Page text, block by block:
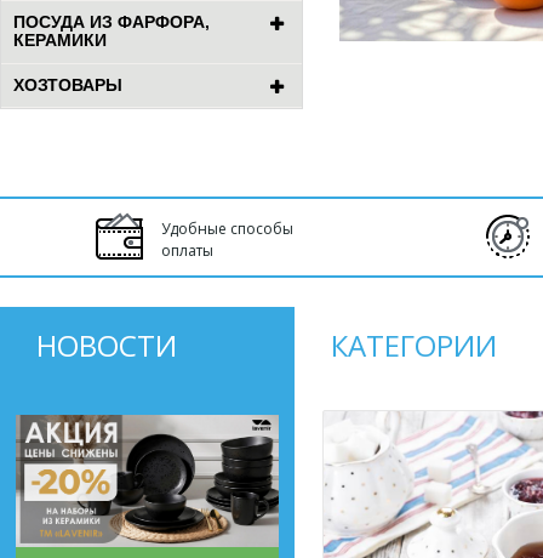
ПОСУДА ИЗ ФАРФОРА,
КЕРАМИКИ
ХОЗТОВАРЫ
Удобные способы
оплаты
НОВОСТИ КАТЕГОРИИ